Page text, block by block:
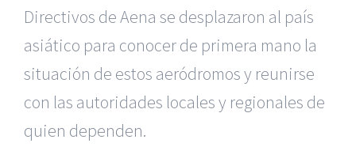
Directivos de Aena se desplazaron al país
asiático para conocer de primera mano la
situación de estos aeródromos y reunirse
con las autoridades locales y regionales de
quien dependen.